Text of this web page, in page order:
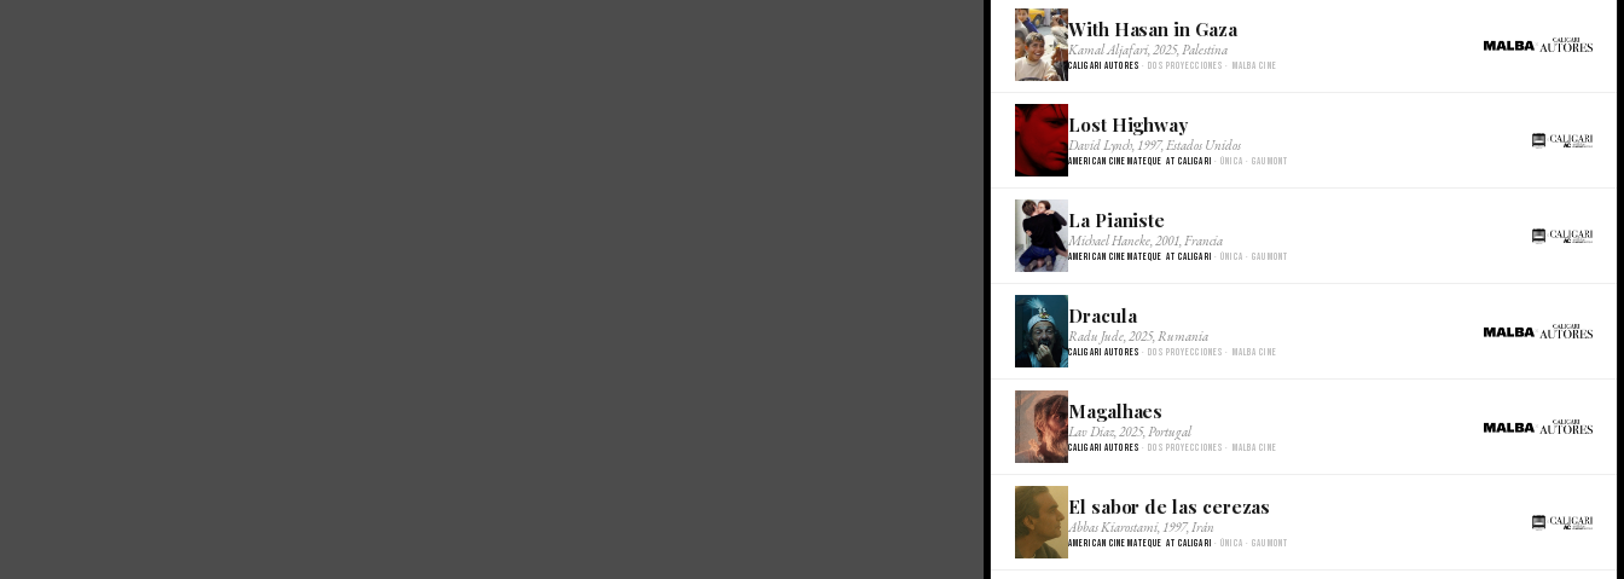
With Hasan in Gaza
Kamal Aljafari, 2025, Palestina
Caligari Autores · Dos proyecciones · Malba Cine
×
Lost Highway
David Lynch, 1997, Estados Unidos
American Cinemateque at Caligari · Única · Gaumont
×
La Pianiste
Michael Haneke, 2001, Francia
American Cinemateque at Caligari · Única · Gaumont
×
Dracula
Radu Jude, 2025, Rumania
Caligari Autores · Dos proyecciones · Malba Cine
×
Magalhaes
Lav Diaz, 2025, Portugal
Caligari Autores · Dos proyecciones · Malba Cine
×
El sabor de las cerezas
Abbas Kiarostami, 1997, Irán
American Cinemateque at Caligari · Única · Gaumont
×